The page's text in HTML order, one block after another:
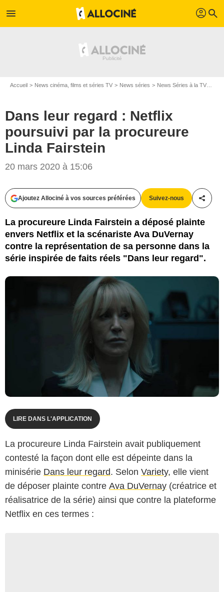
menu profil search
Accueil News cinéma, films et séries TV News séries News Séries à la TV
Dans leur regard : Netflix
poursuivi par la procureure
Linda Fairstein
20 mars 2020 à 15:06
Ajoutez Allociné à vos sources préférées Suivez-nous
La procureure Linda Fairstein a déposé plainte
envers Netflix et la scénariste Ava DuVernay
contre la représentation de sa personne dans la
série inspirée de faits réels "Dans leur regard".
LIRE DANS L'APPLICATION
La procureure Linda Fairstein avait publiquement
contesté la façon dont elle est dépeinte dans la
minisérie Dans leur regard. Selon Variety, elle vient
de déposer plainte contre Ava DuVernay (créatrice et
réalisatrice de la série) ainsi que contre la plateforme
Netflix en ces termes :